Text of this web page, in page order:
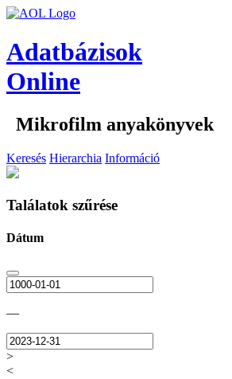
Adatbázisok
Online
Mikrofilm anyakönyvek
Keresés Hierarchia Információ
Találatok szűrése
Dátum
—
>
<